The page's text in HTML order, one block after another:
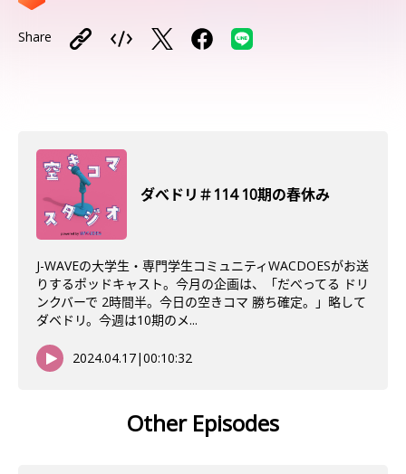
Share
ダべドリ＃114 10期の春休み
J-WAVEの大学生・専門学生コミュニティWACDOESがお送
りするポッドキャスト。今月の企画は、「だべってる ドリ
ンクバーで 2時間半。今日の空きコマ 勝ち確定。」略して
ダベドリ。今週は10期のメ...
2024.04.17|00:10:32
Other Episodes